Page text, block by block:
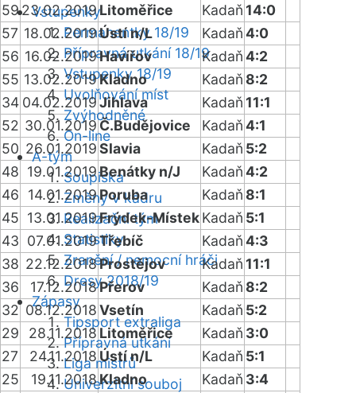
Vstupenky
Permanentky 18/19
Přípravná utkání 18/19
Vstupenky 18/19
Uvolňování míst
Zvýhodněné
On-line
A-tým
Soupiska
Změny v kádru
Realizační tým
Statistiky
Zranění / nemocní hráči
Dresy 2018/19
Zápasy
Tipsport extraliga
Přípravná utkání
Liga mistrů
Univerzitní souboj
5923.02.2019Litoměřice Kadaň 14:0
57 18.02.2019Ústí n/L Kadaň4:0
56 16.02.2019Havířov Kadaň4:2
55 13.02.2019Kladno Kadaň 8:2
34 04.02.2019Jihlava Kadaň 11:1
52 30.01.2019Č.Budějovice Kadaň4:1
50 26.01.2019Slavia Kadaň 5:2
48 19.01.2019Benátky n/J Kadaň4:2
46
14.01.2019Poruba Kadaň 8:1
45 13.01.2019Frýdek-MístekKadaň 5:1
43 07.01.2019Třebíč Kadaň4:3
38 22.12.2018Prostějov Kadaň 11:1
36
17.12.2018Přerov Kadaň 8:2
32 08.12.2018Vsetín Kadaň 5:2
29
28.11.2018 Litoměřice Kadaň 3:0
27
24.11.2018 Ústí n/L Kadaň 5:1
25
19.11.2018Kladno Kadaň 3:4